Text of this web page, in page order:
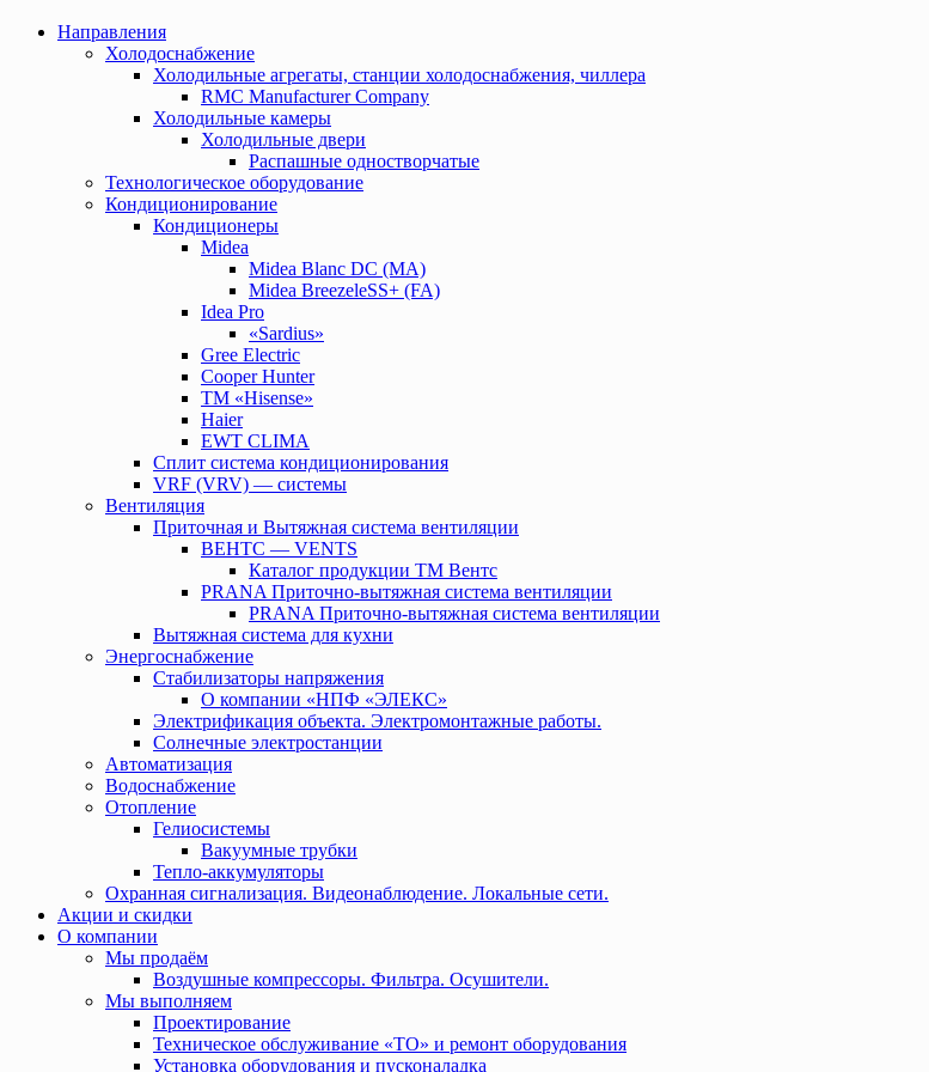
Направления
Холодоснабжение
Холодильные агрегаты, станции холодоснабжения, чиллера
RMC Manufacturer Company
Холодильные камеры
Холодильные двери
Распашные одностворчатые
Технологическое оборудование
Кондиционирование
Кондиционеры
Midea
Midea Blanc DС (MA)
Midea BreezeleSS+ (FA)
Idea Pro
«Sardius»
Gree Electric
Cooper Hunter
TM «Hisense»
Haier
EWT CLIMA
Сплит система кондиционирования
VRF (VRV) — системы
Вентиляция
Приточная и Вытяжная система вентиляции
ВЕНТС — VENTS
Каталог продукции ТМ Вентс
PRANA Приточно-вытяжная система вентиляции
PRANA Приточно-вытяжная система вентиляции
Вытяжная система для кухни
Энергоснабжение
Стабилизаторы напряжения
О компании «НПФ «ЭЛЕКС»
Электрификация объекта. Электромонтажные работы.
Солнечные электростанции
Автоматизация
Водоснабжение
Отопление
Гелиосистемы
Вакуумные трубки
Тепло-аккумуляторы
Охранная сигнализация. Видеонаблюдение. Локальные сети.
Акции и скидки
О компании
Мы продаём
Воздушные компрессоры. Фильтра. Осушители.
Мы выполняем
Проектирование
Техническое обслуживание «ТО» и ремонт оборудования
Установка оборудования и пусконаладка